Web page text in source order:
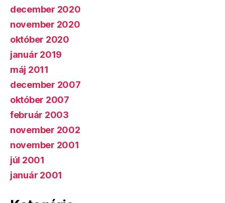
december 2020
november 2020
október 2020
január 2019
máj 2011
december 2007
október 2007
február 2003
november 2002
november 2001
júl 2001
január 2001